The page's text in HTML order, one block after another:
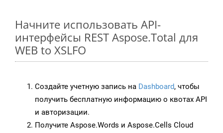
Начните использовать API-
интерфейсы REST Aspose.Total для
WEB to XSLFO
Создайте учетную запись на Dashboard, чтобы
получить бесплатную информацию о квотах API
и авторизации.
Получите Aspose.Words и Aspose.Cells Cloud